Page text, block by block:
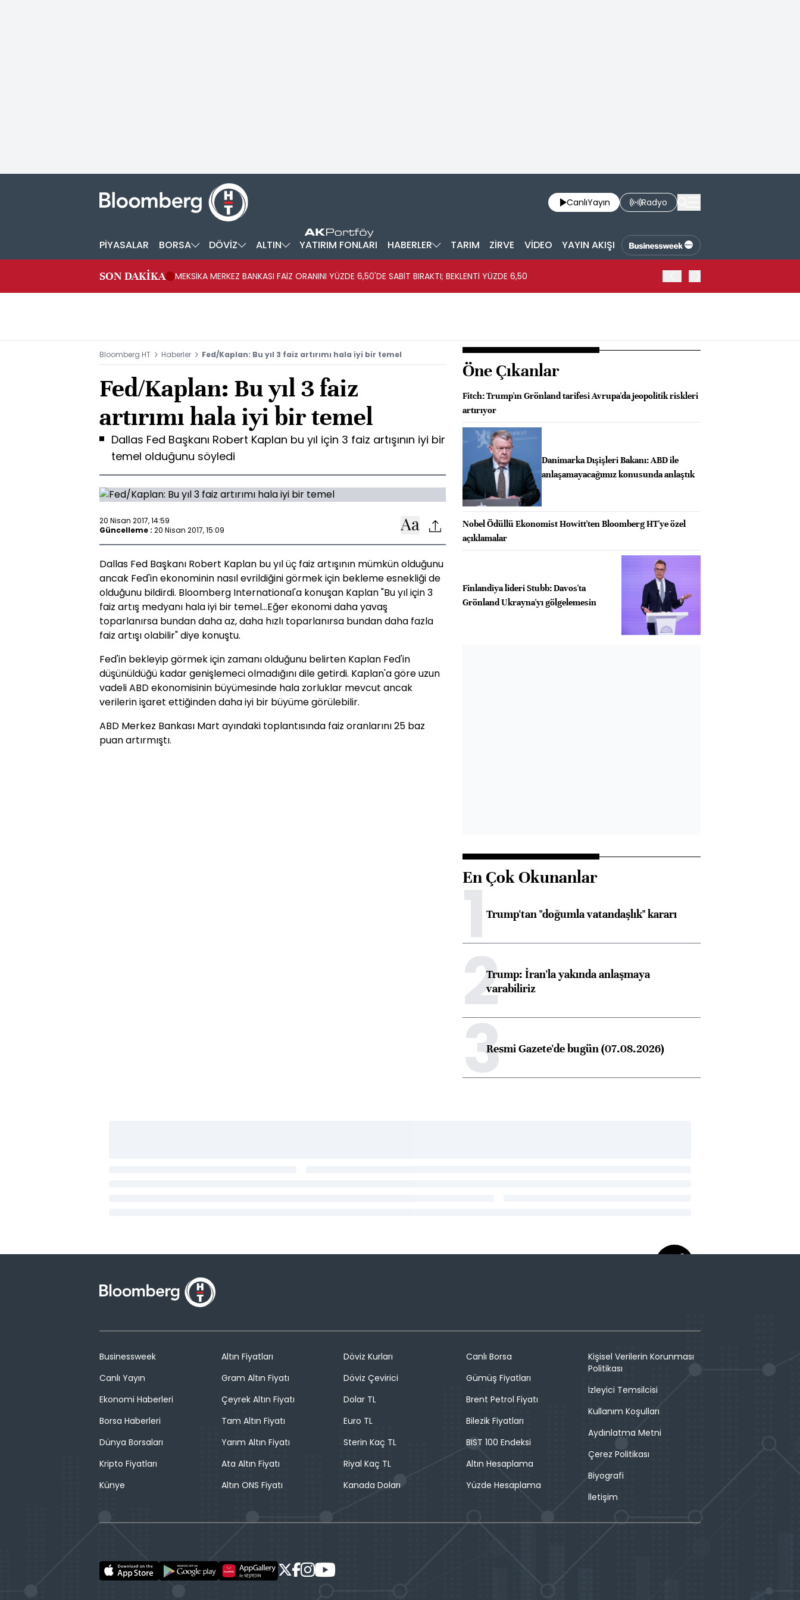
CanlıYayın Radyo
PİYASALAR BORSA DÖVİZ ALTIN YATIRIM FONLARI HABERLER TARIM ZİRVE VİDEO YAYIN AKIŞI
SON DAKİKA MEKSİKA MERKEZ BANKASI FAİZ ORANINI YÜZDE 6,50'DE SABİT BIRAKTI; BEKLENTİ YÜZDE 6,50
Bloomberg HT Haberler Fed/Kaplan: Bu yıl 3 faiz artırımı hala iyi bir temel
Fed/Kaplan: Bu yıl 3 faiz
artırımı hala iyi bir temel
Dallas Fed Başkanı Robert Kaplan bu yıl için 3 faiz artışının iyi bir
temel olduğunu söyledi
20 Nisan 2017, 14:59
Güncelleme : 20 Nisan 2017, 15:09
Dallas Fed Başkanı Robert Kaplan bu yıl üç faiz artışının mümkün olduğunu
ancak Fed'in ekonominin nasıl evrildiğini görmek için bekleme esnekliği de
olduğunu bildirdi. Bloomberg International'a konuşan Kaplan "Bu yıl için 3
faiz artış medyanı hala iyi bir temel...Eğer ekonomi daha yavaş
toparlanırsa bundan daha az, daha hızlı toparlanırsa bundan daha fazla
faiz artışı olabilir" diye konuştu.
Fed'in bekleyip görmek için zamanı olduğunu belirten Kaplan Fed'in
düşünüldüğü kadar genişlemeci olmadığını dile getirdi. Kaplan'a göre uzun
vadeli ABD ekonomisinin büyümesinde hala zorluklar mevcut ancak
verilerin işaret ettiğinden daha iyi bir büyüme görülebilir.
ABD Merkez Bankası Mart ayındaki toplantısında faiz oranlarını 25 baz
puan artırmıştı.
Öne Çıkanlar
Fitch: Trump'ın Grönland tarifesi Avrupa'da jeopolitik riskleri
artırıyor
Danimarka Dışişleri Bakanı: ABD ile
anlaşamayacağımız konusunda anlaştık
Nobel Ödüllü Ekonomist Howitt'ten Bloomberg HT'ye özel
açıklamalar
Finlandiya lideri Stubb: Davos'ta
Grönland Ukrayna'yı gölgelemesin
En Çok Okunanlar
1Trump'tan "doğumla vatandaşlık" kararı
2Trump: İran'la yakında anlaşmaya
varabiliriz
3Resmi Gazete'de bugün (07.08.2026)
Businessweek
Canlı Yayın
Ekonomi Haberleri
Borsa Haberleri
Dünya Borsaları
Kripto Fiyatları
Künye
Altın Fiyatları
Gram Altın Fiyatı
Çeyrek Altın Fiyatı
Tam Altın Fiyatı
Yarım Altın Fiyatı
Ata Altın Fiyatı
Altın ONS Fiyatı
Döviz Kurları
Döviz Çevirici
Dolar TL
Euro TL
Sterin Kaç TL
Riyal Kaç TL
Kanada Doları
Canlı Borsa
Gümüş Fiyatları
Brent Petrol Fiyatı
Bilezik Fiyatları
BIST 100 Endeksi
Altın Hesaplama
Yüzde Hesaplama
Kişisel Verilerin Korunması
Politikası
İzleyici Temsilcisi
Kullanım Koşulları
Aydınlatma Metni
Çerez Politikası
Biyografi
İletişim